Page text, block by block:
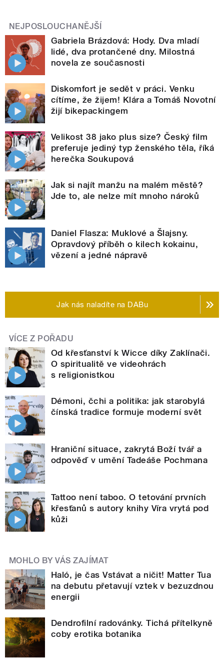
NEJPOSLOUCHANĚJŠÍ
Gabriela Brázdová: Hody. Dva mladí
lidé, dva protančené dny. Milostná
novela ze současnosti
Diskomfort je sedět v práci. Venku
cítíme, že žijem! Klára a Tomáš Novotní
žijí bikepackingem
Velikost 38 jako plus size? Český film
preferuje jediný typ ženského těla, říká
herečka Soukupová
Jak si najít manžu na malém městě?
Jde to, ale nelze mít mnoho nároků
Daniel Flasza: Muklové a Šlajsny.
Opravdový příběh o kilech kokainu,
vězení a jedné nápravě
Jak nás naladíte na DABu
VÍCE Z POŘADU
Od křesťanství k Wicce díky Zaklínači.
O spiritualitě ve videohrách
s religionistkou
Démoni, čchi a politika: jak starobylá
čínská tradice formuje moderní svět
Hraniční situace, zakrytá Boží tvář a
odpověď v umění Tadeáše Pochmana
Tattoo není taboo. O tetování prvních
křesťanů s autory knihy Víra vrytá pod
kůži
MOHLO BY VÁS ZAJÍMAT
Haló, je čas Vstávat a ničit! Matter Tua
na debutu přetavují vztek v bezuzdnou
energii
Dendrofilní radovánky. Tichá přítelkyně
coby erotika botanika